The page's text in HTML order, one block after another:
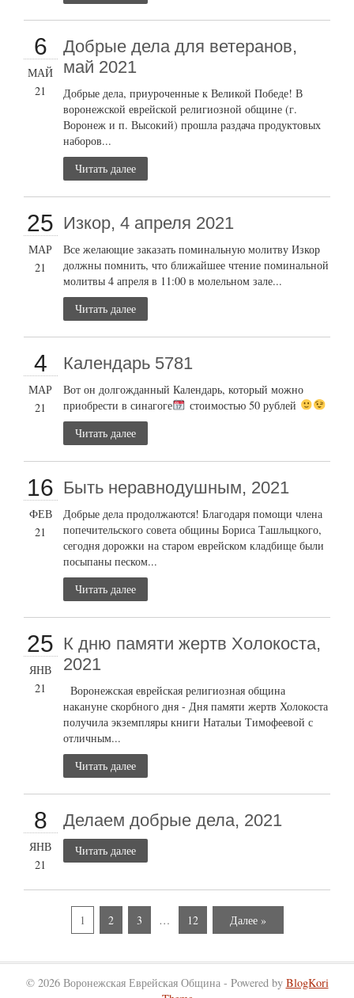
6
МАЙ
21
Добрые дела для ветеранов,
май 2021
Добрые дела, приуроченные к Великой Победе! В
воронежской еврейской религиозной общине (г.
Воронеж и п. Высокий) прошла раздача продуктовых
наборов...
Читать далее
25
МАР
21
Изкор, 4 апреля 2021
Все желающие заказать поминальную молитву Изкор
должны помнить, что ближайшее чтение поминальной
молитвы 4 апреля в 11:00 в молельном зале...
Читать далее
4
МАР
21
Календарь 5781
Вот он долгожданный Календарь, который можно
приобрести в синагоге
стоимостью 50 рублей
Читать далее
16
ФЕВ
21
Быть неравнодушным, 2021
Добрые дела продолжаются! Благодаря помощи члена
попечительского совета общины Бориса Ташлыцкого,
сегодня дорожки на старом еврейском кладбище были
посыпаны песком...
Читать далее
25
ЯНВ
21
К дню памяти жертв Холокоста,
2021
Воронежская еврейская религиозная община
накануне скорбного дня - Дня памяти жертв Холокоста
получила экземпляры книги Натальи Тимофеевой с
отличным...
Читать далее
8
ЯНВ
21
Делаем добрые дела, 2021
Читать далее
1 2 3 … 12 Далее »
© 2026 Воронежская Еврейская Община - Powered by BlogKori